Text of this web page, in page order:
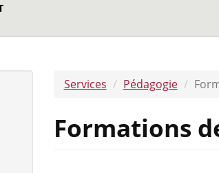
Services Pédagogie
Formations